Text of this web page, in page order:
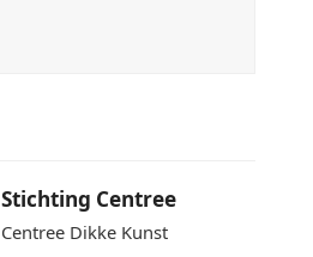
Stichting Centree
Centree Dikke Kunst